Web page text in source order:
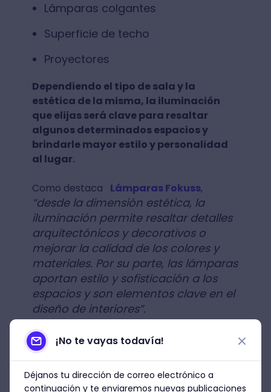
Lámparas colgantes
Superficie de techo
Proyectores
Dependiendo el tipo de sala y la
estética de la misma, la iluminación
que elijas será clave para resaltar
algunos determinados espacios y
brindarle mayor estilo y personalidad
al lugar.
Como destaca Lámparas Fokuss,
“desde la dimensión estética, la
iluminación permite resaltar detalles
arquitectónicos y decorativos o
mejorar la calidad de los colores y
materiales. Por su parte, las lámparas
aportan estilo y sofisticación a los
espacios y son elementos clave en el
diseño de interiores”.
Finalmente, además del estilo de lámpara
qué escojas para la sala, otro punto clave
la luz, pues dependiendo cuál sea el
¡No te vayas todavía!
Déjanos tu dirección de correo electrónico a
continuación y te enviaremos nuevas publicaciones